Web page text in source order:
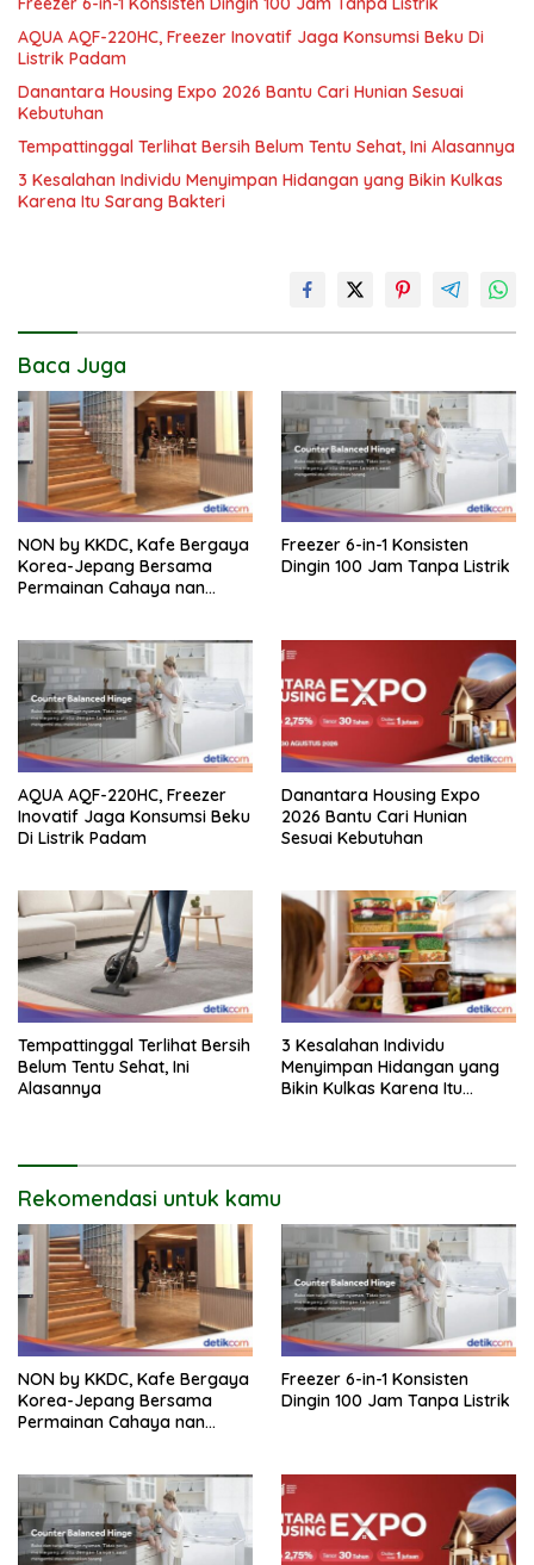
AQUA AQF-220HC, Freezer Inovatif Jaga Konsumsi Beku Di
Listrik Padam
Danantara Housing Expo 2026 Bantu Cari Hunian Sesuai
Kebutuhan
Tempattinggal Terlihat Bersih Belum Tentu Sehat, Ini Alasannya
3 Kesalahan Individu Menyimpan Hidangan yang Bikin Kulkas
Karena Itu Sarang Bakteri
Baca Juga
NON by KKDC, Kafe Bergaya
Korea-Jepang Bersama
Permainan Cahaya nan
Freezer 6-in-1 Konsisten
Dingin 100 Jam Tanpa Listrik
AQUA AQF-220HC, Freezer
Inovatif Jaga Konsumsi Beku
Di Listrik Padam
Danantara Housing Expo
2026 Bantu Cari Hunian
Sesuai Kebutuhan
Tempattinggal Terlihat Bersih
Belum Tentu Sehat, Ini
Alasannya
3 Kesalahan Individu
Menyimpan Hidangan yang
Bikin Kulkas Karena Itu
Rekomendasi untuk kamu
NON by KKDC, Kafe Bergaya
Korea-Jepang Bersama
Permainan Cahaya nan
Freezer 6-in-1 Konsisten
Dingin 100 Jam Tanpa Listrik